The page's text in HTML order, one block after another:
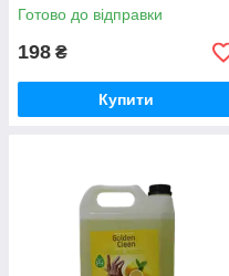
Готово до відправки
198 ₴
Купити